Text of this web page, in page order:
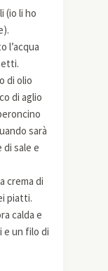
(io li ho
l’acqua
di olio
di aglio
sarà
sale e
crema di
piatti.
calda e
e un filo di